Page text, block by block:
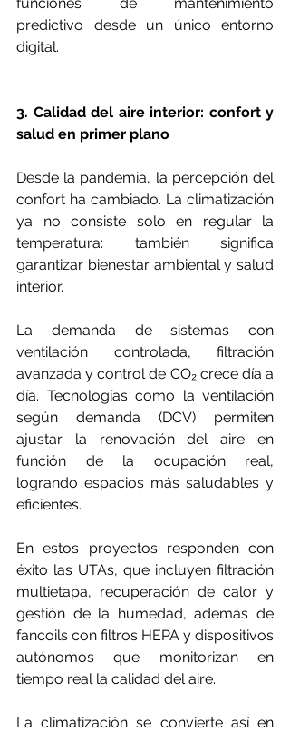
predictivo desde un único entorno
digital.
3. Calidad del aire interior: confort y
salud en primer plano
Desde la pandemia, la percepción del
confort ha cambiado. La climatización
ya no consiste solo en regular la
temperatura: también significa
garantizar bienestar ambiental y salud
interior.
La demanda de sistemas con
ventilación controlada, filtración
avanzada y control de CO₂ crece día a
día. Tecnologías como la ventilación
según demanda (DCV) permiten
ajustar la renovación del aire en
función de la ocupación real,
logrando espacios más saludables y
eficientes.
En estos proyectos responden con
éxito las UTAs, que incluyen filtración
multietapa, recuperación de calor y
gestión de la humedad, además de
fancoils con filtros HEPA y dispositivos
autónomos que monitorizan en
tiempo real la calidad del aire.
La climatización se convierte así en